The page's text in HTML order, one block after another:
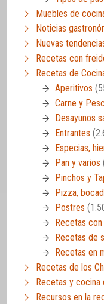
Muebles de
Noticias
Nuevas
Recetas con
Recetas de
Aperitivos
Carne y
Desayunos
Entrantes
Especias,
Pan y varios
Pinchos y
Pizza,
Postres
Recetas
Recetas de
Recetas en
Recetas de los
Recetas y cocina
Recursos en la red